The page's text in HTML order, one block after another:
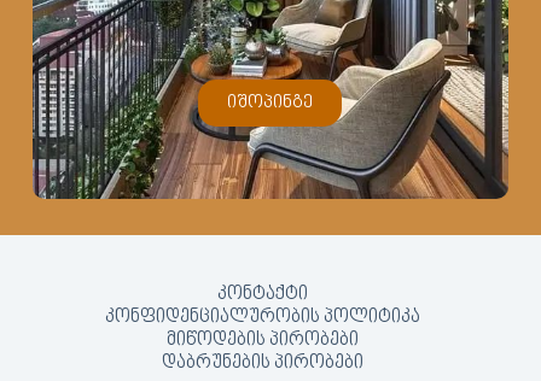
იშოპინგე
კონტაქტი
კონფიდენციალურობის პოლიტიკა
მიწოდების პირობები
დაბრუნების პირობები